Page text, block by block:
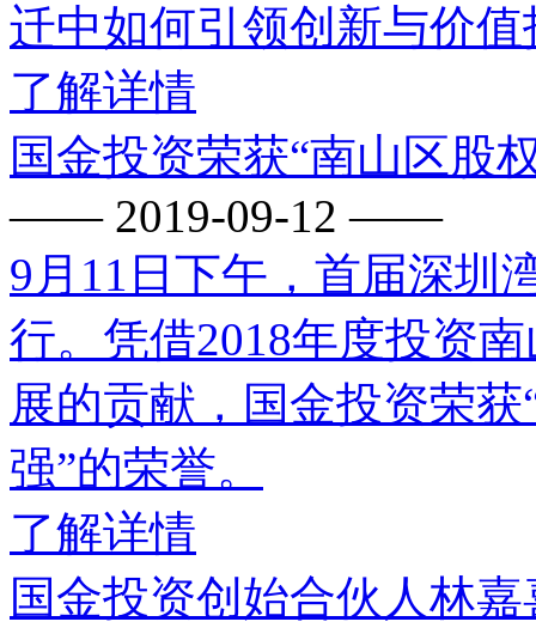
迁中如何引领创新与价值
了解详情
国金投资荣获“南山区股
—— 2019-09-12 ——
9月11日下午，首届深圳
行。凭借2018年度投资
展的贡献，国金投资荣
强”的荣誉。
了解详情
国金投资创始合伙人林